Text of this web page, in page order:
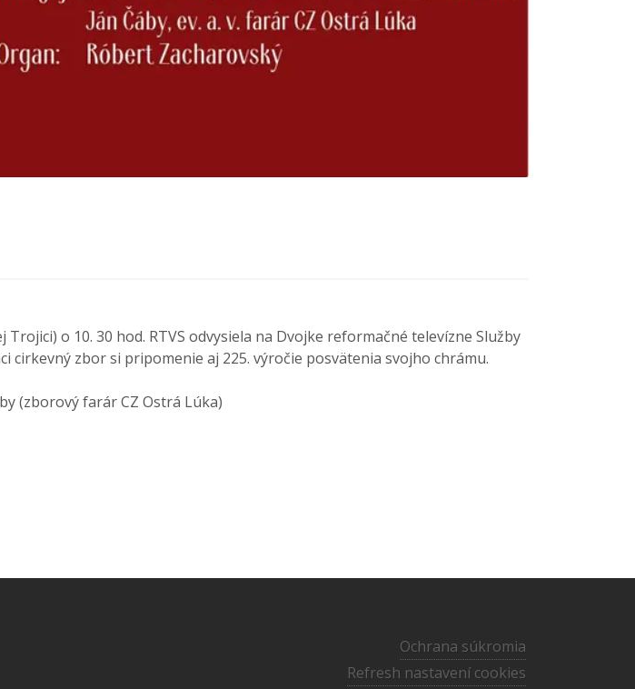
o 10. 30 hod. RTVS odvysiela na Dvojke reformačné televízne Služby
cirkevný zbor si pripomenie aj 225. výročie posvätenia svojho chrámu.
(zborový farár CZ Ostrá Lúka)
Ochrana súkromia
Refresh nastavení cookies